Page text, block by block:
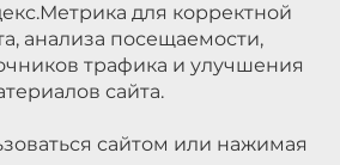
для корректной
анализа посещаемости,
трафика и улучшения
сайта.
сайтом или нажимая